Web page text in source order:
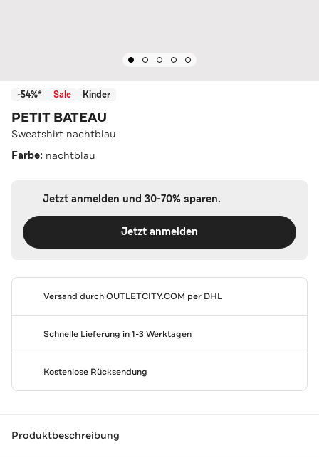
-54%* Sale Kinder
PETIT BATEAU
Sweatshirt nachtblau
Farbe: nachtblau
Jetzt anmelden und 30-70% sparen.
Jetzt anmelden
Versand durchOUTLETCITY.COM per DHL
Schnelle Lieferung in 1-3 Werktagen
Kostenlose Rücksendung
Produktbeschreibung